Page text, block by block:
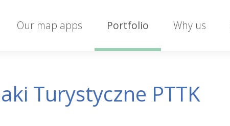
Our map apps Portfolio Why us
Turystyczne PTTK